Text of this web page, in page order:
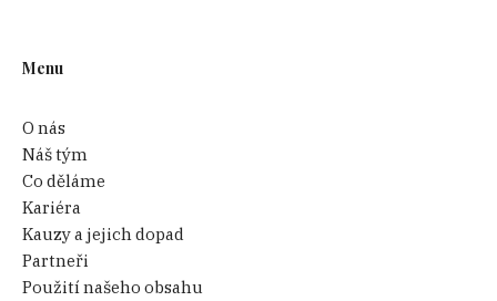
Menu
O nás
Náš tým
Co děláme
Kariéra
Kauzy a jejich dopad
Partneři
Použití našeho obsahu